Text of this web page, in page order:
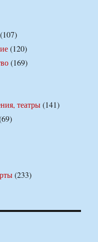
(107)
(120)
(169)
театры(141)
(233)